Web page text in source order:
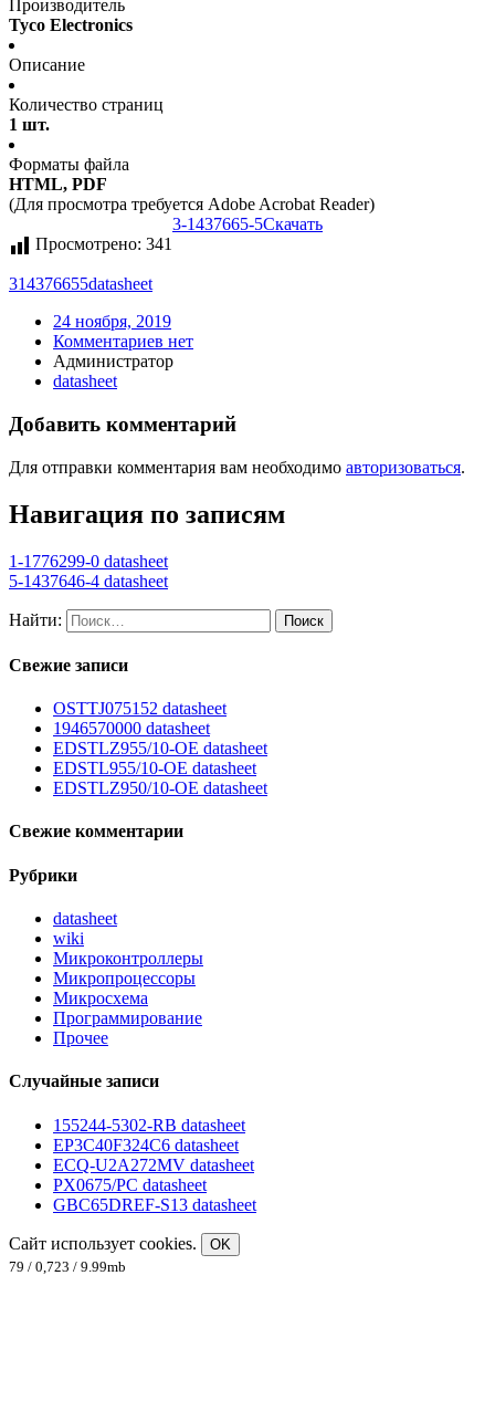
Производитель
Tyco Electronics
Описание
Количество страниц
1 шт.
Форматы файла
HTML, PDF
(Для просмотра требуется Adobe Acrobat Reader)
3-1437665-5Скачать
Просмотрено: 341
314376655datasheet
24 ноября, 2019
Комментариев нет
Администратор
datasheet
Добавить комментарий
Для отправки комментария вам необходимо авторизоваться.
Навигация по записям
1-1776299-0 datasheet
5-1437646-4 datasheet
Найти:
Свежие записи
OSTTJ075152 datasheet
1946570000 datasheet
EDSTLZ955/10-OE datasheet
EDSTL955/10-OE datasheet
EDSTLZ950/10-OE datasheet
Свежие комментарии
Рубрики
datasheet
wiki
Микроконтроллеры
Микропроцессоры
Микросхема
Программирование
Прочее
Случайные записи
155244-5302-RB datasheet
EP3C40F324C6 datasheet
ECQ-U2A272MV datasheet
PX0675/PC datasheet
GBC65DREF-S13 datasheet
Сайт использует cookies.
OK
79 / 0,723 / 9.99mb